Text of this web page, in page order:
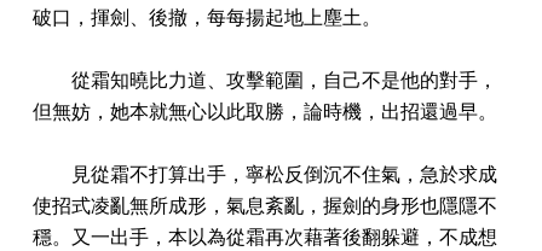
破口，揮劍、後撤，每每揚起地上塵土。
從霜知曉比力道、攻擊範圍，自己不是他的對手，
但無妨，她本就無心以此取勝，論時機，出招還過早。
見從霜不打算出手，寧松反倒沉不住氣，急於求成
使招式凌亂無所成形，氣息紊亂，握劍的身形也隱隱不
穩。又一出手，本以為從霜再次藉著後翻躲避，不成想